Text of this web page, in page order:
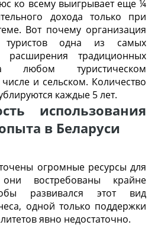
ко всему выигрывает еще ¼
дохода только при
Вот почему организация
туристов одна из самых
традиционных
любом туристическом
и сельском. Количество
каждые 5 лет.
использования
в Беларуси
огромные ресурсы для
востребованы крайне
развивался этот вид
одной только поддержки
явно недостаточно.